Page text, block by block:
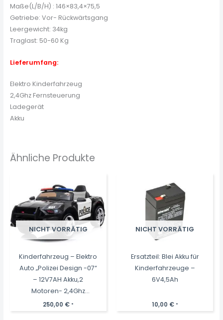
Maße(L/B/H) : 146×83,4×75,5
Getriebe: Vor- Rückwärtsgang
Leergewicht: 34kg
Traglast: 50-60 Kg
Lieferumfang:
Elektro Kinderfahrzeug
2,4Ghz Fernsteuerung
Ladegerät
Akku
Ähnliche Produkte
NICHT VORRÄTIG
Kinderfahrzeug – Elektro
Auto „Polizei Design -07“
– 12V7AH Akku,2
Motoren- 2,4Ghz
Fernsteuerung, MP3
250,00 € *
NICHT VORRÄTIG
Ersatzteil: Blei Akku für
Kinderfahrzeuge –
6V4,5Ah
10,00 € *